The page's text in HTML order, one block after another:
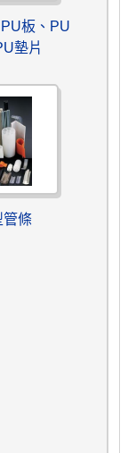
板、PU
墊片
管條